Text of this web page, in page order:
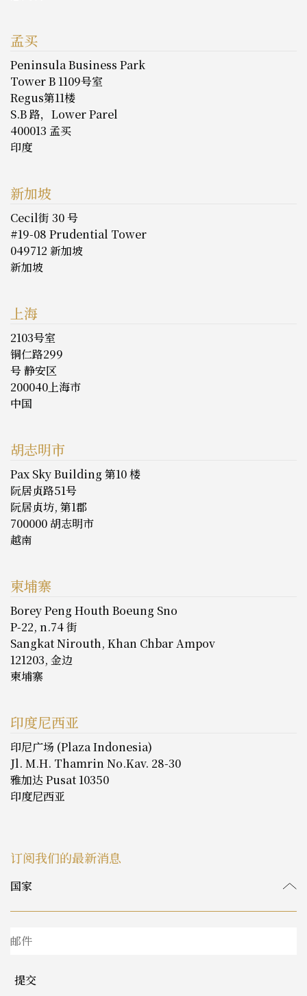
孟买
Peninsula Business Park
Tower B 1109号室
Regus第11楼
S.B 路，Lower Parel
400013 孟买
印度
新加坡
Cecil街 30 号
#19-08 Prudential Tower
049712 新加坡
新加坡
上海
2103号室
铜仁路299
号 静安区
200040上海市
中国
胡志明市
Pax Sky Building 第10 楼
阮居贞路51号
阮居贞坊, 第1郡
700000 胡志明市
越南
柬埔寨
Borey Peng Houth Boeung Sno
P-22, n.74 街
Sangkat Nirouth, Khan Chbar Ampov
121203, 金边
柬埔寨
印度尼西亚
印尼广场 (Plaza Indonesia)
Jl. M.H. Thamrin No.Kav. 28-30
雅加达 Pusat 10350
印度尼西亚
订阅我们的最新消息
提交